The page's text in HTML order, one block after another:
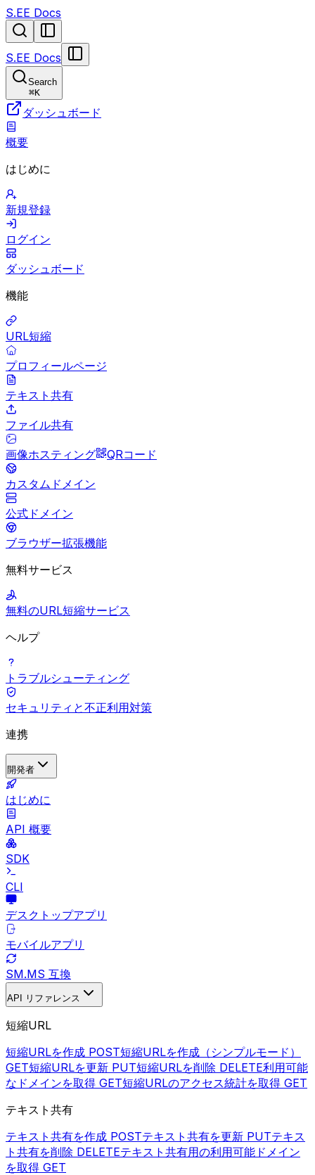
S.EE Docs
S.EE Docs
Search
⌘K
ダッシュボード
概要
はじめに
新規登録
ログイン
ダッシュボード
機能
URL短縮
プロフィールページ
テキスト共有
ファイル共有
画像ホスティング QRコード
カスタムドメイン
公式ドメイン
ブラウザー拡張機能
無料サービス
無料のURL短縮サービス
ヘルプ
トラブルシューティング
セキュリティと不正利用対策
連携
開発者
はじめに
API 概要
SDK
CLI
デスクトップアプリ
モバイルアプリ
SM.MS 互換
API リファレンス
短縮URL
短縮URLを作成 POST短縮URLを作成（シンプルモード）
GET短縮URLを更新 PUT短縮URLを削除 DELETE利用可能
なドメインを取得 GET短縮URLのアクセス統計を取得 GET
テキスト共有
テキスト共有を作成 POSTテキスト共有を更新 PUTテキス
ト共有を削除 DELETEテキスト共有用の利用可能ドメイン
を取得 GET